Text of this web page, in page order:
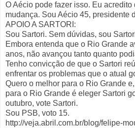
O Aécio pode fazer isso. Eu acredito
mudança. Sou Aécio 45, presidente
APOIO A SARTORI:
Sou Sartori. Sem dúvidas, sou
Embora entenda que o Rio Grande
anos, não avançou tanto quanto
Tenho convicção de que o Sartori
enfrentar os problemas que o atual
Quero o melhor para o Rio Grande
para o Rio Grande é eleger Sartori
outubro, vote Sartori.
Sou PSB, voto 15.
http://veja.abril.com.br/blog/felipe-